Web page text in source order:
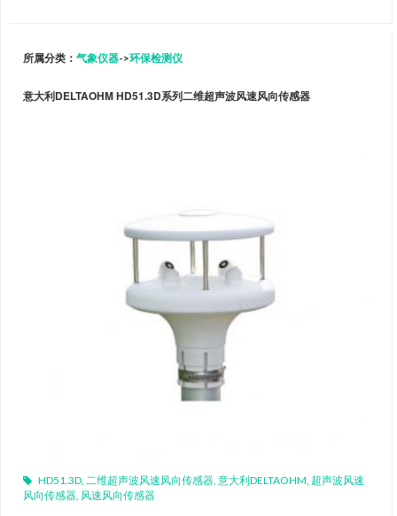
所属分类： 气象仪器->环保检测仪
意大利DELTAOHM HD51.3D系列二维超声波风速风向传感器
HD51.3D 二维超声波风速风向传感器 意大利DELTAOHM 超声波风速
风向传感器 风速风向传感器